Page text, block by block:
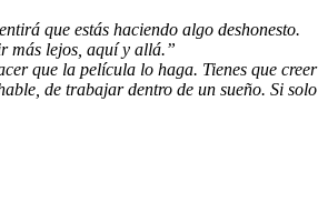
que estás haciendo algo deshonesto.
más lejos, aquí y allá.”
que la película lo haga. Tienes que creer
de trabajar dentro de un sueño. Si solo